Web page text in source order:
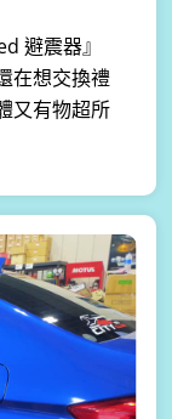
避震器』
在想交換禮
又有物超所